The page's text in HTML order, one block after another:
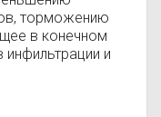
торможению
в конечном
и